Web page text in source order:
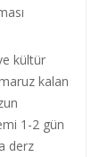
kültür
kalan
1-2 gün
derz